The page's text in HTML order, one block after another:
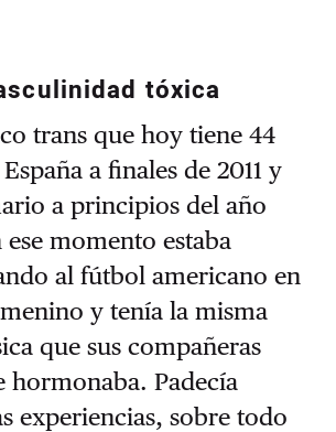
tóxica
trans que hoy tiene 44
a finales de 2011 y
a principios del año
momento estaba
al fútbol americano en
y tenía la misma
que sus compañeras
hormonaba. Padecía
experiencias, sobre todo